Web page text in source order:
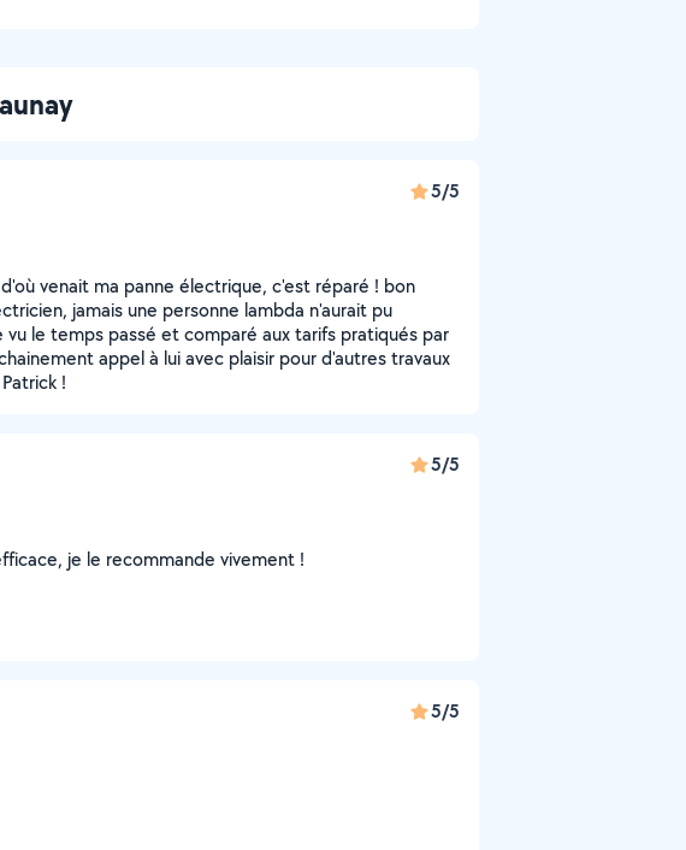
5/5
venait ma panne électrique, c'est réparé ! bon
jamais une personne lambda n'aurait pu
vu le temps passé et comparé aux tarifs pratiqués par
appel à lui avec plaisir pour d'autres travaux
!
5/5
je le recommande vivement !
5/5